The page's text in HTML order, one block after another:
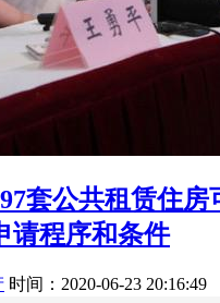
套公共租赁住房
请程序和条件
时间：2020-06-23 20:16:49